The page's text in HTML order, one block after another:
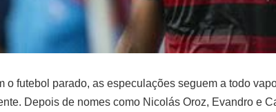
o futebol parado, as especulações seguem a todo
Depois de nomes como Nicolás Oroz, Evandro e